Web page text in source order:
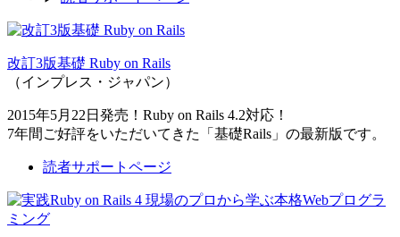
改訂3版基礎 Ruby on Rails
（インプレス・ジャパン）
2015年5月22日発売！Ruby on Rails 4.2対応！
7年間ご好評をいただいてきた「基礎Rails」の最新版です。
読者サポートページ